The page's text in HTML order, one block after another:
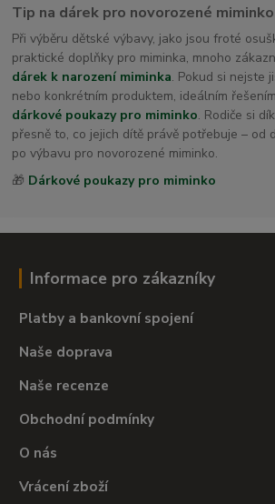
Tip na dárek pro novorozené
Při výběru dětské výbavy, jako jsou froté
praktické doplňky pro miminka, mnoho
dárek k narození miminka. Pokud si nejste
nebo konkrétním produktem, ideálním
dárkové poukazy pro miminko. Rodiče si
přesně to, co jejich dítě právě potřebuje – od
po výbavu pro novorozené miminko.
🎁 Dárkové poukazy pro miminko
Informace pro zákazníky
Platby a bankovní spojení
Naše doprava
Naše recenze
Obchodní podmínky
O nás
Vrácení zboží